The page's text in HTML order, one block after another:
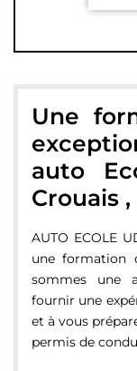
Une
auto
Crouais ,
AUTO ECOLE
une formation
sommes une
fournir une
et à vous
permis de